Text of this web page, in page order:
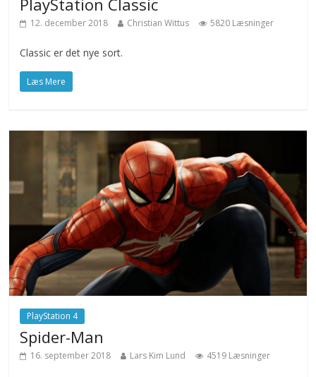
12. december 2018 Christian Wittus 5820 Læsninger
Classic er det nye sort.
Læs Mere
PlayStation 4
Spider-Man
16. september 2018 Lars Kim Lund 4519 Læsninger